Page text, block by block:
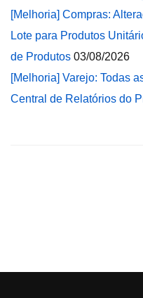
[Melhoria] Compras:
Lote para Produtos
de Produtos 03/08/2026
[Melhoria] Varejo: Todas
Central de Relatórios do